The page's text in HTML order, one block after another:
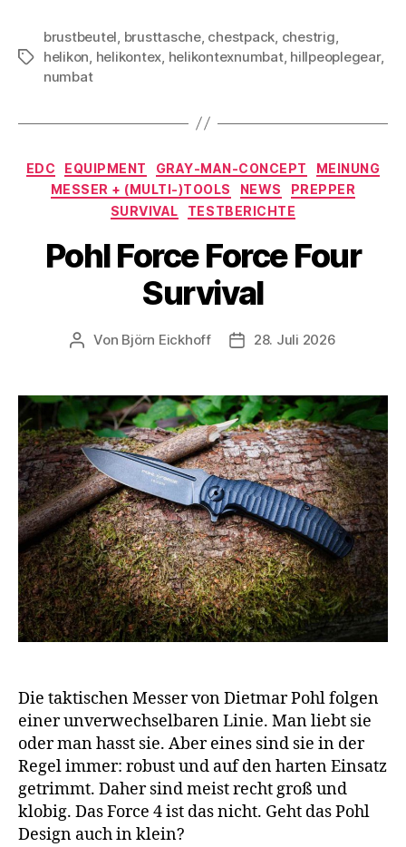
Schlagwörter
brustbeutel brusttasche, chestpack chestrig
helikon helikontex helikontexnumbat, hillpeoplegear,
numbat
Kategorien
EDC EQUIPMENT GRAY-MAN-CONCEPT
MEINUNG
MESSER + (MULTI-)TOOLS
NEWS
PREPPER
SURVIVAL
TESTBERICHTE
Pohl Force Force Four
Survival
Beitragsautor
Von Björn Eickhoff Veröffentlichungsdatum
28. Juli 2026
Die taktischen Messer von Dietmar Pohl folgen
einer unverwechselbaren Linie. Man liebt sie
oder man hasst sie. Aber eines sind sie in der
Regel immer: robust und auf den harten Einsatz
getrimmt. Daher sind meist recht groß und
klobig. Das Force 4 ist das nicht. Geht das Pohl
Design auch in klein?